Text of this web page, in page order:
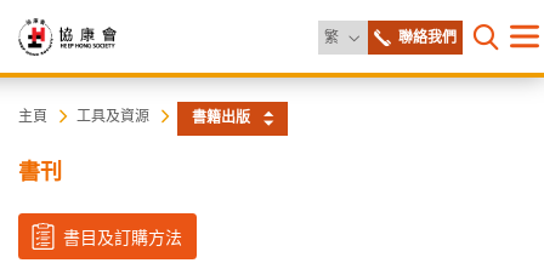
繁 更改語言聯絡我們
打開目
協
康
會
主頁 工具及資源 書籍出版
書刊
書目及訂購方法